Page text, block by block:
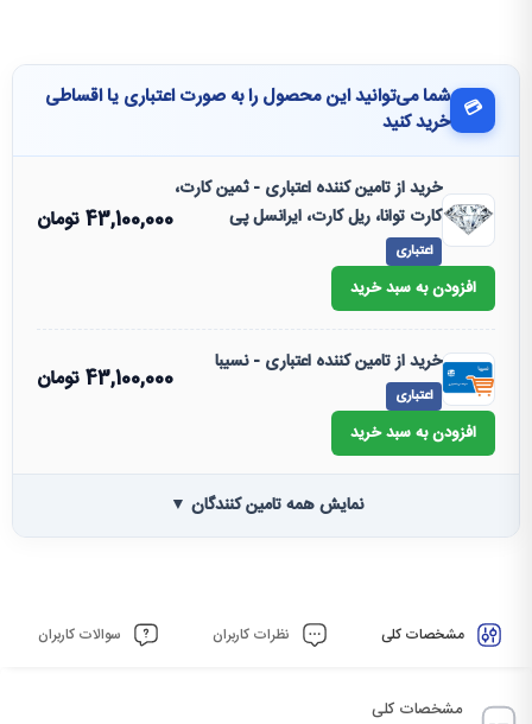
💳 شما می‌توانید این محصول را به صورت اعتباری یا اقساطی
خرید کنید
خرید از تامین کننده اعتباری - ثمین کارت،
کارت توانا، ریل کارت، ایرانسل پی
اعتباری
43,100,000تومان
افزودن به سبد خرید
خرید از تامین کننده اعتباری - نسیبا
اعتباری
43,100,000تومان
افزودن به سبد خرید
نمایش همه تامین کنندگان ▼
مشخصات کلی نظرات کاربران سوالات کاربران
مشخصات کلی